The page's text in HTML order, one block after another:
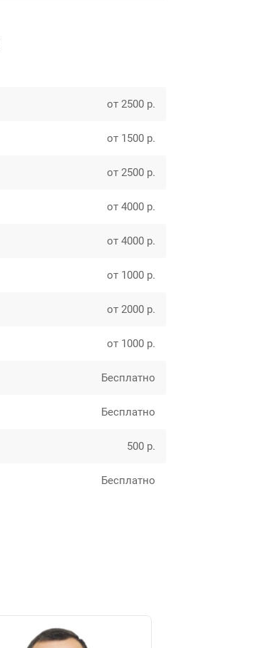
от 2500 р.
от 1500 р.
от 2500 р.
от 4000 р.
от 4000 р.
от 1000 р.
от 2000 р.
от 1000 р.
Бесплатно
Бесплатно
500 р.
Бесплатно